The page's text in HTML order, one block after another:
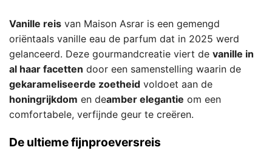
Vanille reis van Maison Asrar is een gemengd
oriëntaals vanille eau de parfum dat in 2025 werd
gelanceerd. Deze gourmandcreatie viert de vanille in
al haar facetten door een samenstelling waarin de
gekarameliseerde zoetheid voldoet aan de
honingrijkdom en deamber elegantie om een
comfortabele, verfijnde geur te creëren.
De ultieme fijnproeversreis